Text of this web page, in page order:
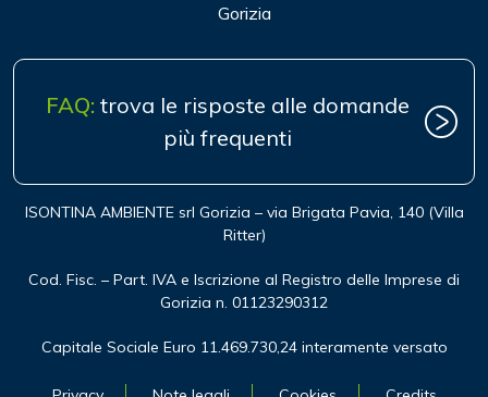
Gorizia
FAQ: trova le risposte alle domande
più frequenti
ISONTINA AMBIENTE srl Gorizia – via Brigata Pavia, 140 (Villa
Ritter)
Cod. Fisc. – Part. IVA e Iscrizione al Registro delle Imprese di
Gorizia n. 01123290312
Capitale Sociale Euro 11.469.730,24 interamente versato